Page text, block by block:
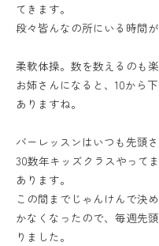
てきます。
段々皆んなの所にいる時間
柔軟体操。数を数えるのも
お姉さんになると、10から
ありますね。
バーレッスンはいつも先頭
30数年キッズクラスやって
あります。
この間までじゃんけんで決
かなくなったので、毎週先
りました。